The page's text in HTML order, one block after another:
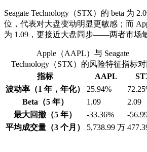
Seagate Technology（STX）的 beta 为
位，代表对大盘变动明显更敏感；而
为 1.09，更接近大盘同步——两者市场
Apple（AAPL）与 Seagate
Technology（STX）的风险特征指标
指标
AAPL
波动率（1 年，年化）
25.94%
Beta（5 年）
1.09
2.09
最大回撤（5 年）
-33.36%
-
平均成交量（3 个月）
5,738.99 万